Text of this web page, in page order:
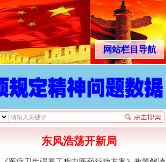
网站栏目导航
东风浩荡开新局